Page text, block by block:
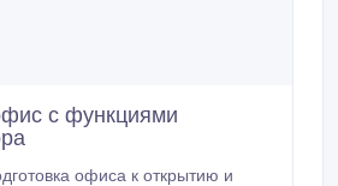
с функциями
офиса к открытию и